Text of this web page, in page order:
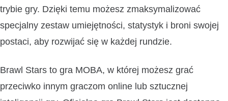
trybie gry. Dzięki temu możesz zmaksymalizować
specjalny zestaw umiejętności, statystyk i broni swojej
postaci, aby rozwijać się w każdej rundzie.
Brawl Stars to gra MOBA, w której możesz grać
przeciwko innym graczom online lub sztucznej